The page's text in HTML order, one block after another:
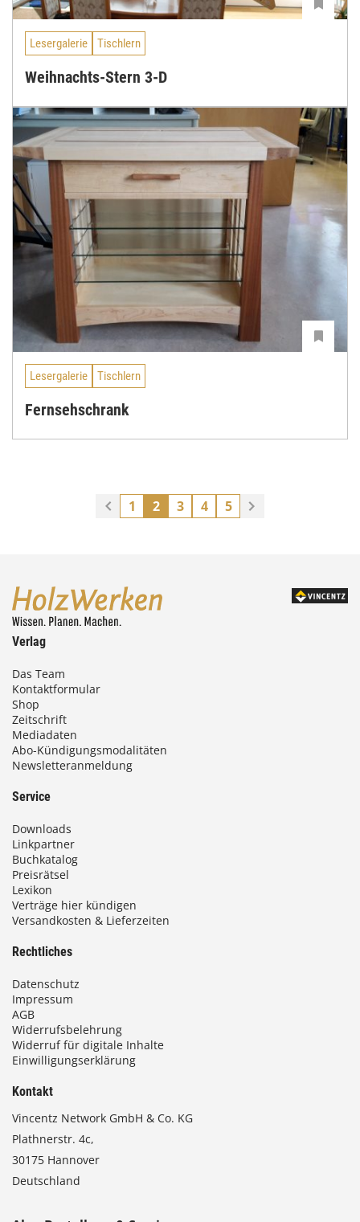
Lesergalerie Tischlern
Weihnachts-Stern 3-D
Lesergalerie Tischlern
Fernsehschrank
1 2 3 4 5
Verlag
Das Team
Kontaktformular
Shop
Zeitschrift
Mediadaten
Abo-Kündigungsmodalitäten
Newsletteranmeldung
Service
Downloads
Linkpartner
Buchkatalog
Preisrätsel
Lexikon
Verträge hier kündigen
Versandkosten & Lieferzeiten
Rechtliches
Datenschutz
Impressum
AGB
Widerrufsbelehrung
Widerruf für digitale Inhalte
Einwilligungserklärung
Kontakt
Vincentz Network GmbH & Co. KG
Plathnerstr. 4c,
30175 Hannover
Deutschland